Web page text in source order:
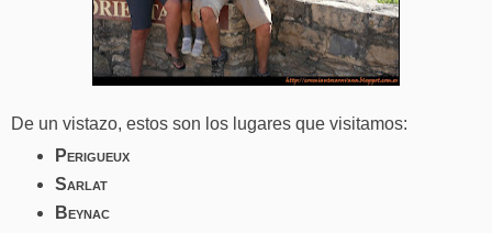
De un vistazo, estos son los lugares que visitamos:
Perigueux
Sarlat
Beynac